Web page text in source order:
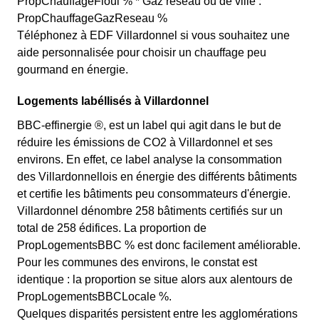
PropChauffageGazReseau %
Téléphonez à EDF Villardonnel si vous souhaitez une
aide personnalisée pour choisir un chauffage peu
gourmand en énergie.
Logements labéllisés à Villardonnel
BBC-effinergie ®, est un label qui agit dans le but de
réduire les émissions de CO2 à Villardonnel et ses
environs. En effet, ce label analyse la consommation
des Villardonnellois en énergie des différents bâtiments
et certifie les bâtiments peu consommateurs d'énergie.
Villardonnel dénombre 258 bâtiments certifiés sur un
total de 258 édifices. La proportion de
PropLogementsBBC % est donc facilement améliorable.
Pour les communes des environs, le constat est
identique : la proportion se situe alors aux alentours de
PropLogementsBBCLocale %.
Quelques disparités persistent entre les agglomérations